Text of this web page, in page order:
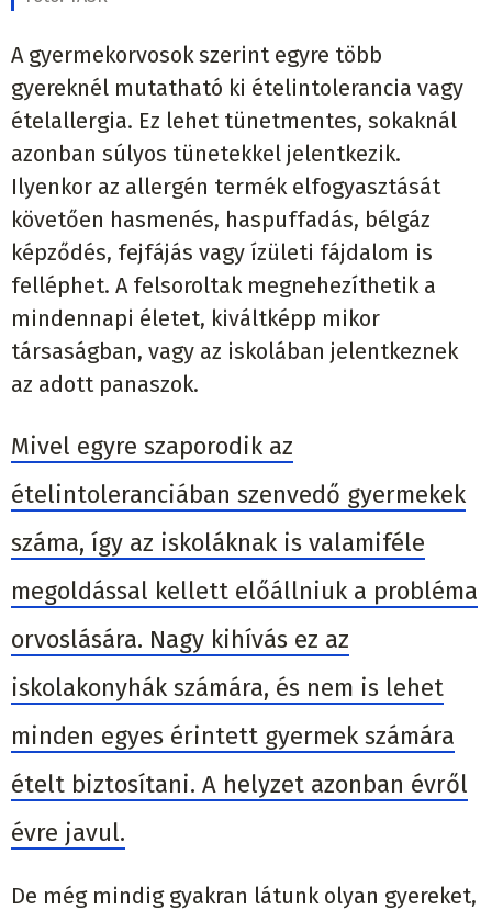
A gyermekorvosok szerint egyre több
gyereknél mutatható ki ételintolerancia vagy
ételallergia. Ez lehet tünetmentes, sokaknál
azonban súlyos tünetekkel jelentkezik.
Ilyenkor az allergén termék elfogyasztását
követően hasmenés, haspuffadás, bélgáz
képződés, fejfájás vagy ízületi fájdalom is
felléphet. A felsoroltak megnehezíthetik a
mindennapi életet, kiváltképp mikor
társaságban, vagy az iskolában jelentkeznek
az adott panaszok.
Mivel egyre szaporodik az
ételintoleranciában szenvedő gyermekek
száma, így az iskoláknak is valamiféle
megoldással kellett előállniuk a probléma
orvoslására. Nagy kihívás ez az
iskolakonyhák számára, és nem is lehet
minden egyes érintett gyermek számára
ételt biztosítani. A helyzet azonban évről
évre javul.
De még mindig gyakran látunk olyan gyereket,